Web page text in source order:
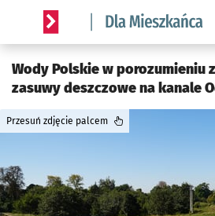
Serwis informacyjny wroclaw.pl
Wody Polskie w porozumieniu
zasuwy deszczowe na kanale
Przesuń zdjęcie palcem